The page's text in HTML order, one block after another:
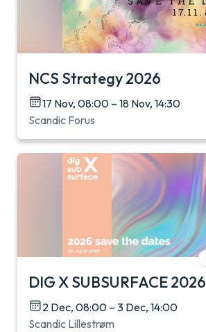
NCS Strategy 2026
17 Nov, 08:00 – 18 Nov, 14:30
Scandic Forus
DIG X SUBSURFACE 2026
2 Dec, 08:00 – 3 Dec, 14:00
Scandic Lillestrøm